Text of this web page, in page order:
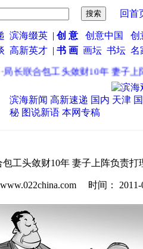
回首
滨海缀英| 创 意 创意中国
创
高新英才 | 书 画 画坛 书坛 名
联合包工头敛财10年 妻子上阵
滨海新闻 高新速递 国内 天津
秘 图说新语 本网专稿
包工头敛财10年 妻子上阵负责打
时间： 2011-